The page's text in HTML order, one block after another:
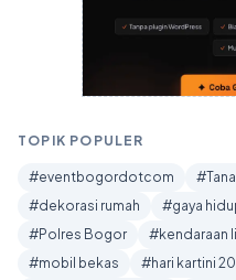
TOPIK POPULER
#eventbogordotcom
#dekorasi rumah
#gaya
#Polres Bogor
#kendaraan
#mobil bekas
#hari kartini